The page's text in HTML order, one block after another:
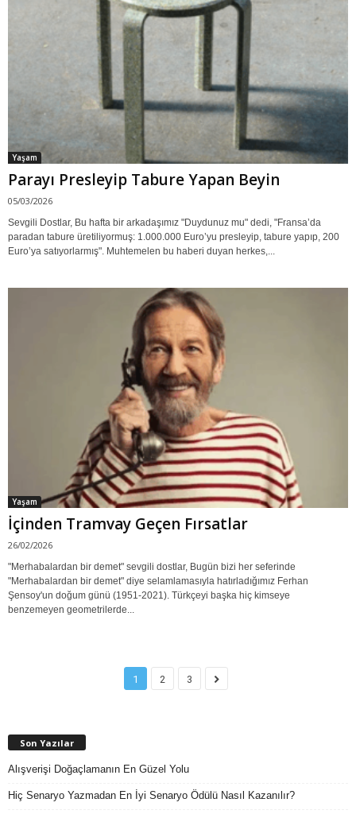
Yaşam
Parayı Presleyip Tabure Yapan Beyin
05/03/2026
Sevgili Dostlar, Bu hafta bir arkadaşımız "Duydunuz mu" dedi, "Fransa’da
paradan tabure üretiliyormuş: 1.000.000 Euro’yu presleyip, tabure yapıp, 200
Euro’ya satıyorlarmış". Muhtemelen bu haberi duyan herkes,...
Yaşam
İçinden Tramvay Geçen Fırsatlar
26/02/2026
"Merhabalardan bir demet" sevgili dostlar, Bugün bizi her seferinde
"Merhabalardan bir demet" diye selamlamasıyla hatırladığımız Ferhan
Şensoy'un doğum günü (1951-2021). Türkçeyi başka hiç kimseye
benzemeyen geometrilerde...
1 2 3
Son Yazılar
Alışverişi Doğaçlamanın En Güzel Yolu
Hiç Senaryo Yazmadan En İyi Senaryo Ödülü Nasıl Kazanılır?